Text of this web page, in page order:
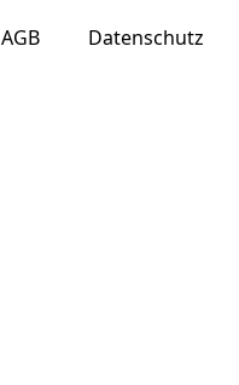
AGB Datenschutz